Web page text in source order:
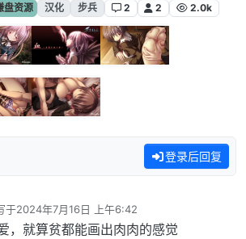
盘资源 汉化 步兵 2 2 2.0k
登录后回复
于2024年7月16日 上午6:42
后由 编辑
，就算贫都能画出肉肉的感觉